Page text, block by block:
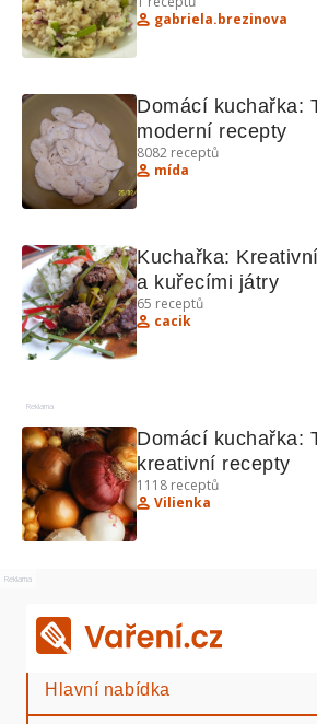
gabriela.brezinova
Domácí kuchařka:
moderní recepty
8082 receptů
mída
Kuchařka:
a kuřecími játry
65 receptů
cacik
Reklama
Domácí kuchařka:
kreativní recepty
1118 receptů
Vilienka
Reklama
Hlavní nabídka